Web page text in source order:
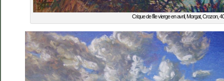
Crique de l’île vierge en avril, Morgat, Crozon,